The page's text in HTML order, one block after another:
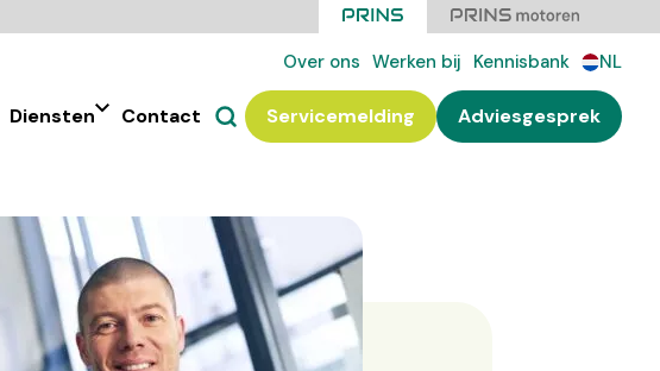
Over ons Werken bij Kennisbank NL
Diensten Contact Servicemelding Adviesgesprek